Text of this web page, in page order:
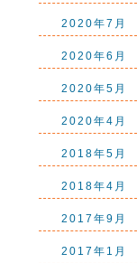
2020年7月
2020年6月
2020年5月
2020年4月
2018年5月
2018年4月
2017年9月
2017年1月